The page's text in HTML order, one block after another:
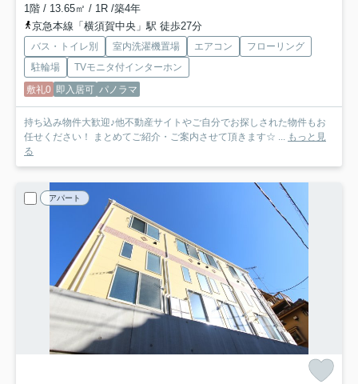
1階 / 13.65㎡ / 1R /築4年
京急本線「横須賀中央」駅 徒歩27分
バス・トイレ別 室内洗濯機置場 エアコン
フローリング
駐輪場
TVモニタ付インターホン
敷礼0 即入居可 パノラマ
持ち込み物件大歓迎♪他不動産サイトやご自分でお探しされた物件もお
任せください！ まとめてご紹介・ご案内させて頂きます☆ ...
もっと見
る
アパート